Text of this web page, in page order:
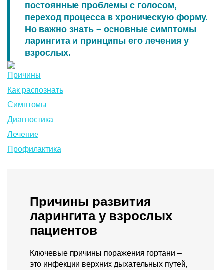
постоянные проблемы с голосом,
переход процесса в хроническую форму.
Но важно знать – основные симптомы
ларингита и принципы его лечения у
взрослых.
Причины
Как распознать
Симптомы
Диагностика
Лечение
Профилактика
Причины развития
ларингита у взрослых
пациентов
Ключевые причины поражения гортани –
это инфекции верхних дыхательных путей,